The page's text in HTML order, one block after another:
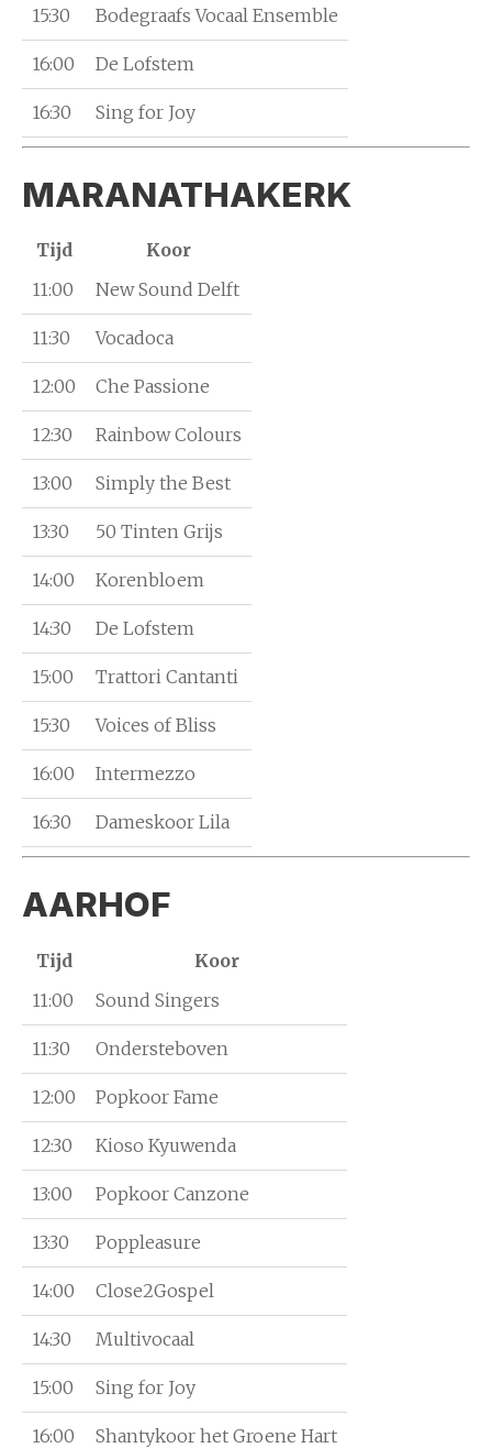
15:30 Bodegraafs Vocaal Ensemble
16:00 De Lofstem
16:30 Sing for Joy
MARANATHAKERK
Tijd
Koor
11:00
New Sound Delft
11:30 Vocadoca
12:00 Che Passione
12:30 Rainbow Colours
13:00 Simply the Best
13:30 50 Tinten Grijs
14:00 Korenbloem
14:30 De Lofstem
15:00 Trattori Cantanti
15:30 Voices of Bliss
16:00 Intermezzo
16:30 Dameskoor Lila
AARHOF
Tijd
Koor
11:00
Sound Singers
11:30 Ondersteboven
12:00 Popkoor Fame
12:30 Kioso Kyuwenda
13:00 Popkoor Canzone
13:30 Poppleasure
14:00 Close2Gospel
14:30 Multivocaal
15:00 Sing for Joy
16:00 Shantykoor het Groene Hart